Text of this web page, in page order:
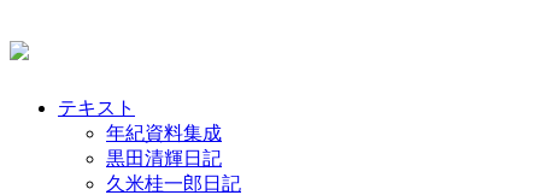
テキスト
年紀資料集成
黒田清輝日記
久米桂一郎日記